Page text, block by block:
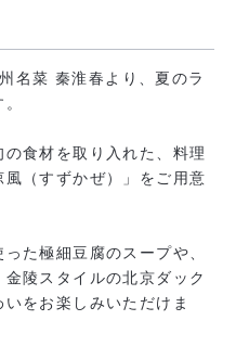
名菜 秦淮春より、夏のラ
食材を取り入れた、料理
（すずかぜ）」をご用意
た極細豆腐のスープや、
陵スタイルの北京ダック
をお楽しみいただけま